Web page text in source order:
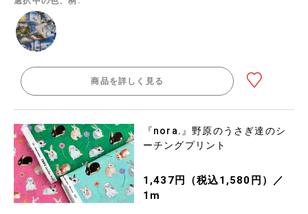
商品を詳しく見る
『nora.』野原のうさぎ達のシ
ーチングプリント
1,437円（税込1,580円）／
1m